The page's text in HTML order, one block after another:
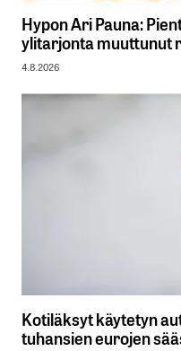
Hypon Ari Pauna:
ylitarjonta muuttunut
4.8.2026
Kotiläksyt käytetyn
tuhansien eurojen